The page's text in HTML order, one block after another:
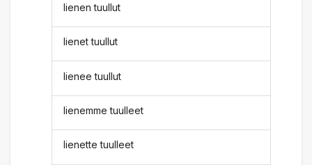
lienen tuullut
lienet tuullut
lienee tuullut
lienemme tuulleet
lienette tuulleet